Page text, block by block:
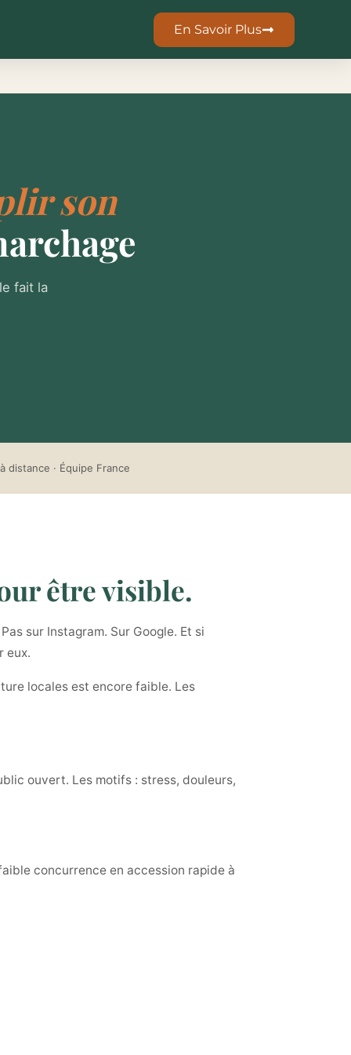
En Savoir Plus
son
fait la
à distance · Équipe France
être visible.
sur Instagram. Sur Google. Et si
eux.
locales est encore faible. Les
ouvert. Les motifs : stress, douleurs,
concurrence en accession rapide à